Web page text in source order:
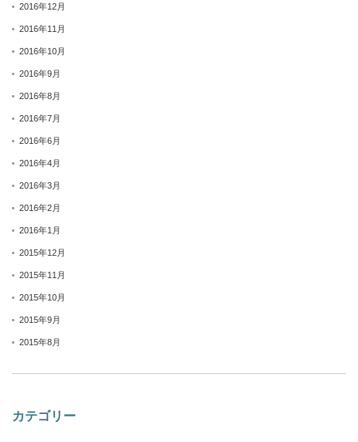
2016年12月
2016年11月
2016年10月
2016年9月
2016年8月
2016年7月
2016年6月
2016年4月
2016年3月
2016年2月
2016年1月
2015年12月
2015年11月
2015年10月
2015年9月
2015年8月
カテゴリー